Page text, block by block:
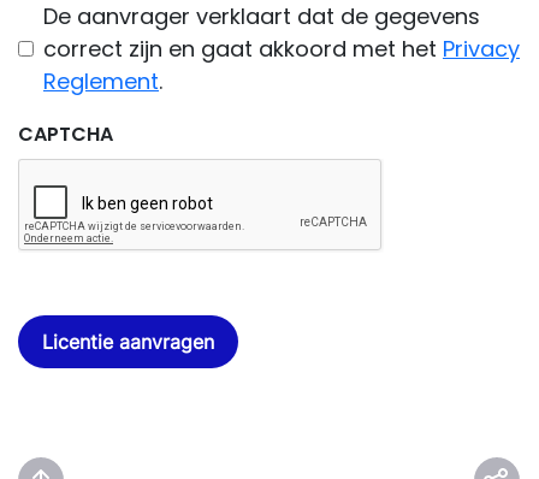
De aanvrager verklaart dat de gegevens
correct zijn en gaat akkoord met het Privacy
Reglement.
CAPTCHA
Licentie aanvragen